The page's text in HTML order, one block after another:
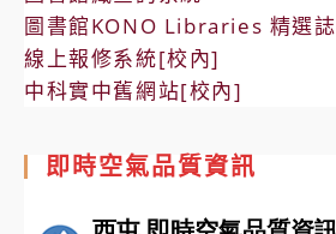
圖書館KONO Libraries 精選誌
線上報修系統[校內]
中科實中舊網站[校內]
即時空氣品質資訊